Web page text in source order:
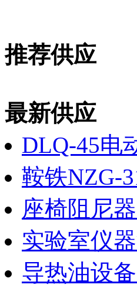
推荐供应
最新供应
DLQ-45电
鞍铁NZG-
座椅阻尼
实验室仪
导热油设